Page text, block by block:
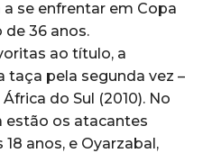
se enfrentar em Copa
36 anos.
ao título, a
taça pela segunda vez –
do Sul (2010). No
estão os atacantes
anos, e Oyarzabal,